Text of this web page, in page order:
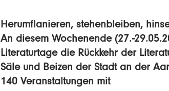
Herumflanieren, stehenbleiben,
An diesem Wochenende (27.-
Literaturtage die Rückkehr der
Säle und Beizen der Stadt an der
140 Veranstaltungen mit